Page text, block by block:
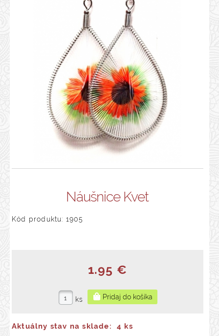
Náušnice Kvet
Kód produktu: 1905
1.95 €
ks
Aktuálny stav na sklade:
4 ks